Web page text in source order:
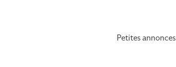
Petites annonces